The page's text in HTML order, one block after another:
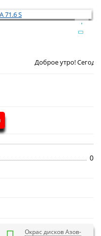
Доброе утро! Сегодня
0
Окрас дисков Азов-